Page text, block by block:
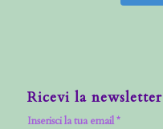
Ricevi la newsletter
Inserisci la tua email *